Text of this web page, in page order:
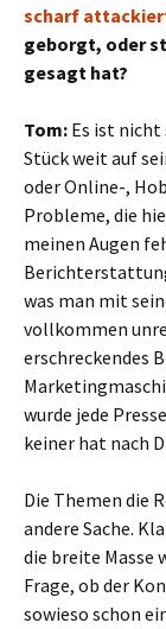
scharf
geborgt, oder
gesagt hat?
Tom: Es ist nicht
Stück weit auf
oder Online-,
Probleme, die
meinen Augen
was man mit
vollkommen
erschreckendes
wurde jede
keiner hat nach
Die Themen die
andere Sache.
die breite Masse
Frage, ob der
sowieso schon